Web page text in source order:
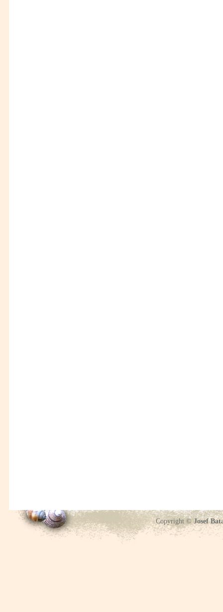
Copyright ©Josef